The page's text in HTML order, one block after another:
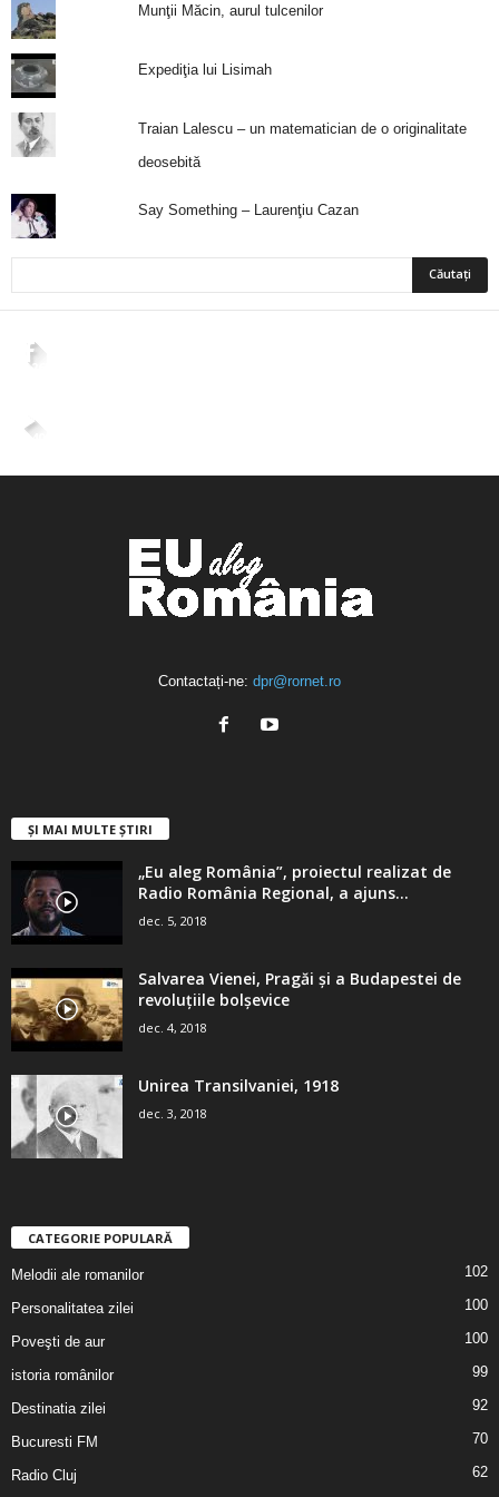
Munţii Măcin, aurul tulcenilor
Expediţia lui Lisimah
Traian Lalescu – un matematician de o originalitate
deosebită
Say Something – Laurenţiu Cazan
2,265
4,400
Contactați-ne: dpr@rornet.ro
ȘI MAI MULTE ȘTIRI
„Eu aleg România”, proiectul realizat de
Radio România Regional, a ajuns...
dec. 5, 2018
Salvarea Vienei, Pragăi şi a Budapestei de
revoluţiile bolşevice
dec. 4, 2018
Unirea Transilvaniei, 1918
dec. 3, 2018
CATEGORIE POPULARĂ
Melodii ale romanilor 102
Personalitatea zilei 100
Poveşti de aur 100
istoria românilor 99
Destinatia zilei 92
Bucuresti FM 70
Radio Cluj 62